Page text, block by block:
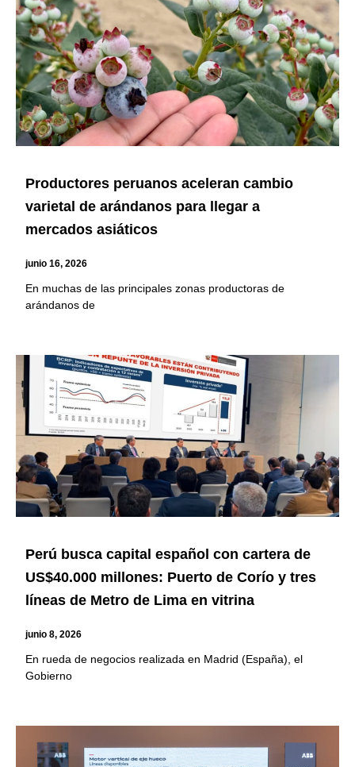
Productores peruanos aceleran cambio
varietal de arándanos para llegar a
mercados asiáticos
junio 16, 2026
En muchas de las principales zonas productoras de
arándanos de
Perú busca capital español con cartera de
US$40.000 millones: Puerto de Corío y tres
líneas de Metro de Lima en vitrina
junio 8, 2026
En rueda de negocios realizada en Madrid (España), el
Gobierno